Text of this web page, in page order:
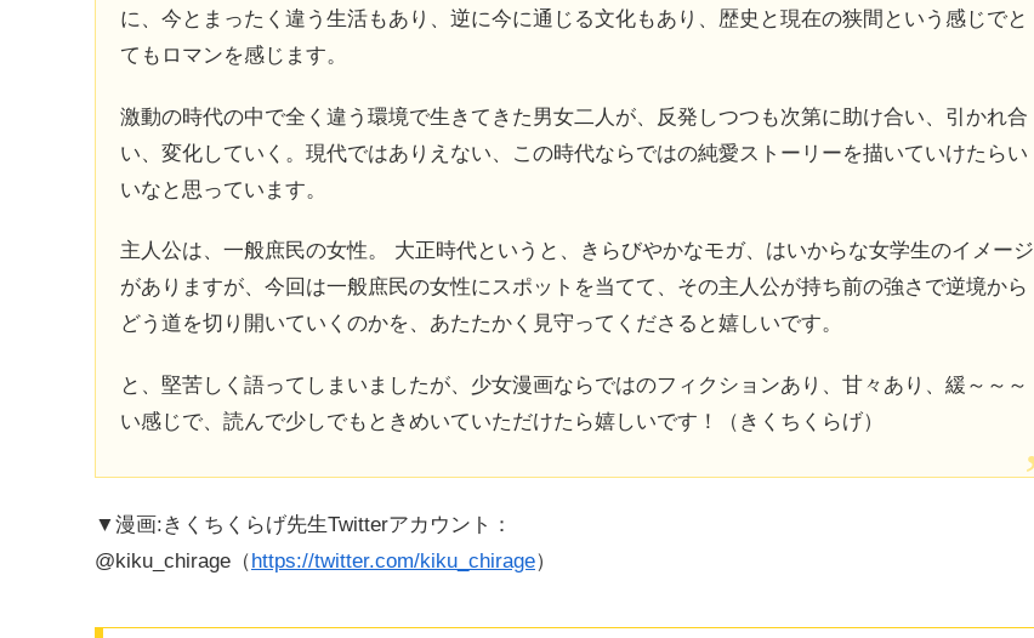
に、今とまったく違う生活もあり、逆に今に通じる文化もあり、歴史と現在の狭間という感じでと
てもロマンを感じます。
激動の時代の中で全く違う環境で生きてきた男女二人が、反発しつつも次第に助け合い、引かれ合
い、変化していく。現代ではありえない、この時代ならではの純愛ストーリーを描いていけたらい
いなと思っています。
主人公は、一般庶民の女性。 大正時代というと、きらびやかなモガ、はいからな女学生のイメージ
がありますが、今回は一般庶民の女性にスポットを当てて、その主人公が持ち前の強さで逆境から
どう道を切り開いていくのかを、あたたかく見守ってくださると嬉しいです。
と、堅苦しく語ってしまいましたが、少女漫画ならではのフィクションあり、甘々あり、緩～～～
い感じで、読んで少しでもときめいていただけたら嬉しいです！（きくちくらげ）
▼漫画:きくちくらげ先生Twitterアカウント：
@kiku_chirage（https://twitter.com/kiku_chirage）